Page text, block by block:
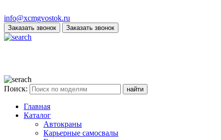
info@xcmgvostok.ru
Заказать звонок Заказать звонок
Поиск:
Главная
Каталог
Автокраны
Карьерные самосвалы